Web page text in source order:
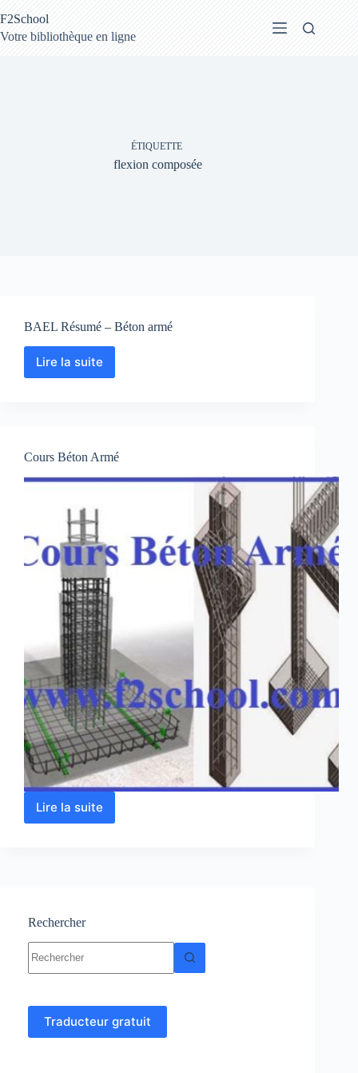
au
contenu
F2School
Votre bibliothèque en ligne
ÉTIQUETTE
flexion composée
BAEL Résumé – Béton armé
Lire la suite
BAEL
Cours Béton Armé
Lire la suite
Cours
Rechercher
résultat
Traducteur gratuit